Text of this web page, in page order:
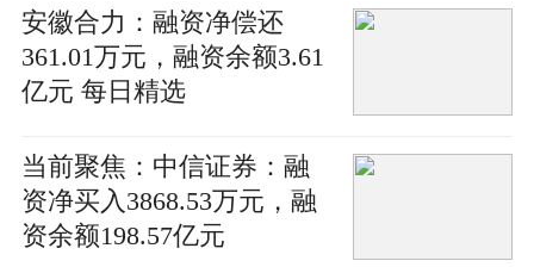
安徽合力：融资净偿还
361.01万元，融资余额3.61
亿元 每日精选
当前聚焦：中信证券：融
资净买入3868.53万元，融
资余额198.57亿元